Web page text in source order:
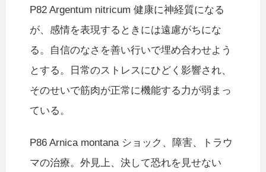
P82 Argentum nitricum 健康に神経質になる
が、感情を表現するときには遠慮がちにな
る。自信のなさを善い行いで埋め合わせよう
とする。日常のストレスにひどく影響され、
そのせいで筋肉が正常に機能する力が弱まっ
ている。
P86 Arnica montana ショック、障害、トラウ
マの治療。外見上、決して恐れを見せない